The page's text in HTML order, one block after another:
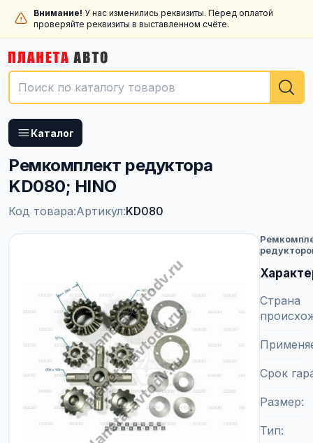
Внимание! У нас изменились реквизиты. Перед оплатой
проверяйте реквизиты в выставленном счёте.
Каталог
Ремкомплект редуктора
KD080; HINO
Код товара:Артикул:KD080
Страна
Срок
Размер
Тип